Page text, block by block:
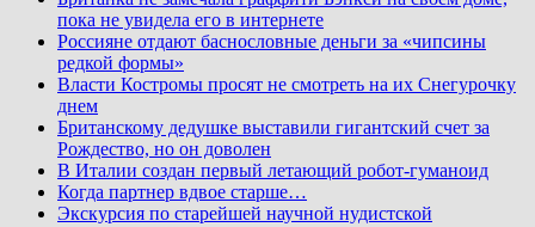
пока не увидела его в интернете
Россияне отдают баснословные деньги за «чипсины
редкой формы»
Власти Костромы просят не смотреть на их Снегурочку
днем
Британскому дедушке выставили гигантский счет за
Рождество, но он доволен
В Италии создан первый летающий робот-гуманоид
Когда партнер вдвое старше…
Экскурсия по старейшей научной нудистской